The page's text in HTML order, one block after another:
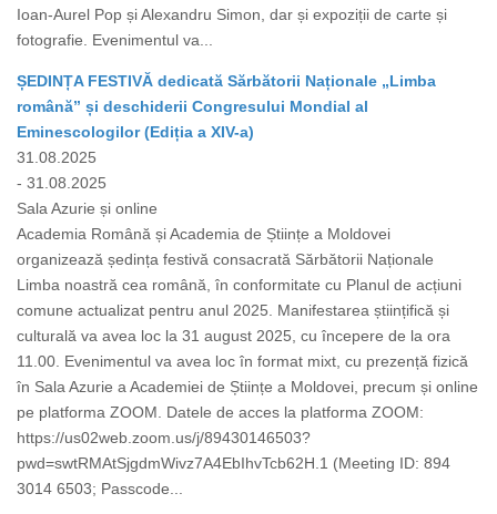
Ioan-Aurel Pop și Alexandru Simon, dar și expoziții de carte și
fotografie. Evenimentul va...
ȘEDINȚA FESTIVĂ dedicată Sărbătorii Naționale „Limba
română” și deschiderii Congresului Mondial al
Eminescologilor (Ediția a XIV-a)
31.08.2025
- 31.08.2025
Sala Azurie și online
Academia Română și Academia de Științe a Moldovei
organizează ședința festivă consacrată Sărbătorii Naționale
Limba noastră cea română, în conformitate cu Planul de acțiuni
comune actualizat pentru anul 2025. Manifestarea științifică și
culturală va avea loc la 31 august 2025, cu începere de la ora
11.00. Evenimentul va avea loc în format mixt, cu prezență fizică
în Sala Azurie a Academiei de Științe a Moldovei, precum și online
pe platforma ZOOM. Datele de acces la platforma ZOOM:
https://us02web.zoom.us/j/89430146503?
pwd=swtRMAtSjgdmWivz7A4EbIhvTcb62H.1 (Meeting ID: 894
3014 6503; Passcode...